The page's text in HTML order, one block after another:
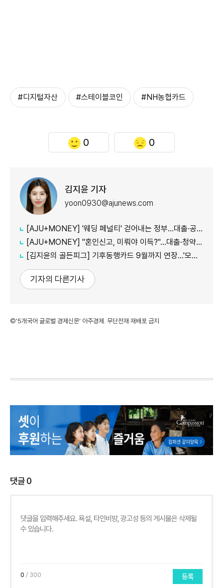
#디지털자산 #스테이블코인 #NH농협카드
0 0
김지윤 기자
yoon0930@ajunews.com
[AJU+MONEY] '웨딩 페널티' 걷어내는 정부…대출·공공임대 불이익 줄인다
[AJU+MONEY] "혼인신고, 미뤄야 이득?"…대출·청약·세금 따져보니
[김지윤의 골든피그] 기후동행카드 9월까지 연장…'모두의카드' 갈아탈 땐 혜택 따져야
기자의 다른기사
©'5개국어 글로벌 경제신문' 아주경제. 무단전재·재배포 금지
댓글0
0 / 300 등록